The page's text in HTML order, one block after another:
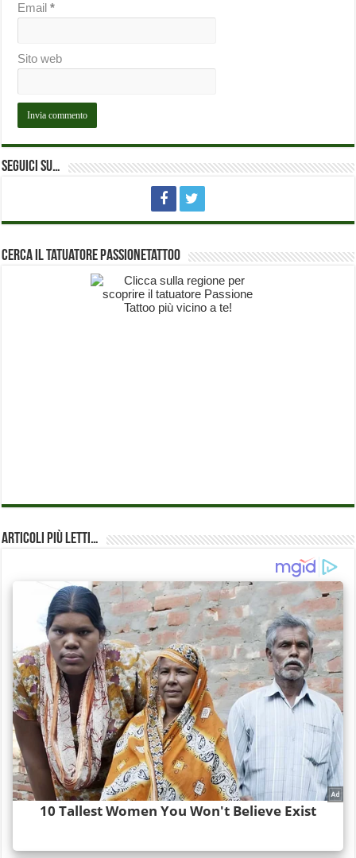
Email*
Sito web
Seguici su…
Cerca il Tatuatore PassioneTattoo
Articoli più Letti…